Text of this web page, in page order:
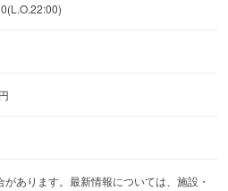
分/京急本線川崎駅 徒歩5分
あります。最新情報については、施設・